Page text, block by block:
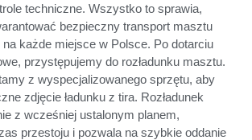
techniczne. Wszystko to sprawia,
bezpieczny transport masztu
na każde miejsce w Polsce. Po dotarciu
przystępujemy do rozładunku masztu.
z wyspecjalizowanego sprzętu, aby
zdjęcie ładunku z tira. Rozładunek
z wcześniej ustalonym planem,
przestoju i pozwala na szybkie oddanie